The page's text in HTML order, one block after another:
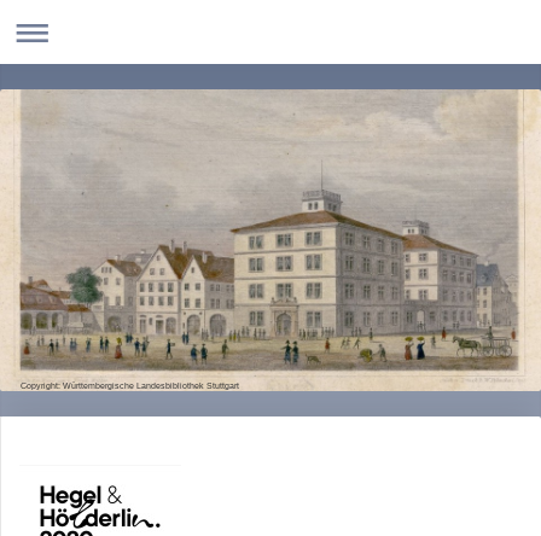
Copyright: Württembergische Landesbibliothek Stuttgart